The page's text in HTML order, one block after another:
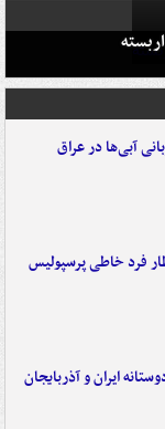
فرد خاطی پرسپولیس
ایران و آذربایجان